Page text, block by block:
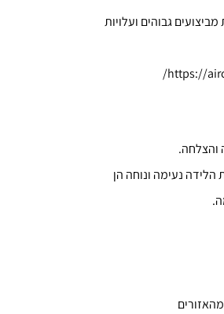
גבוהים ועלויות
והצלחה.
נעימה ונוחה הן